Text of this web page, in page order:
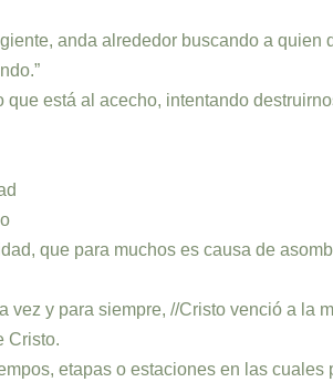
anda alrededor buscando a
está al acecho, intentando
que para muchos es causa de
y para siempre, //Cristo venció a la
Cristo.
etapas o estaciones en las